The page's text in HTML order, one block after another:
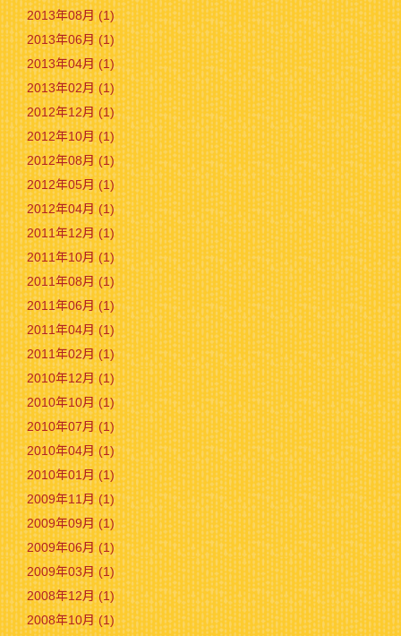
2013年08月 (1)
2013年06月 (1)
2013年04月 (1)
2013年02月 (1)
2012年12月 (1)
2012年10月 (1)
2012年08月 (1)
2012年05月 (1)
2012年04月 (1)
2011年12月 (1)
2011年10月 (1)
2011年08月 (1)
2011年06月 (1)
2011年04月 (1)
2011年02月 (1)
2010年12月 (1)
2010年10月 (1)
2010年07月 (1)
2010年04月 (1)
2010年01月 (1)
2009年11月 (1)
2009年09月 (1)
2009年06月 (1)
2009年03月 (1)
2008年12月 (1)
2008年10月 (1)